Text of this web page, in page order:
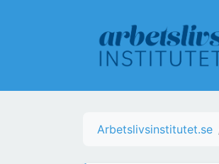
Arbetslivsinstitutet.se